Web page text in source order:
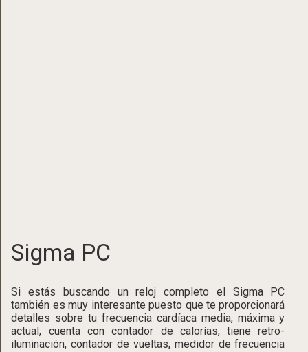
Sigma PC
Si estás buscando un reloj completo el Sigma PC
también es muy interesante puesto que te proporcionará
detalles sobre tu frecuencia cardíaca media, máxima y
actual, cuenta con contador de calorías, tiene retro-
iluminación, contador de vueltas, medidor de frecuencia